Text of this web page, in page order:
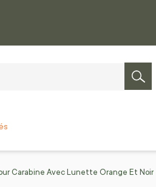
Carabine Avec Lunette Orange Et Noir